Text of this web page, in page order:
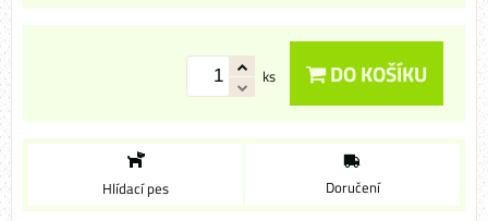
ks DO KOŠÍKU
Hlídací pes Doručení